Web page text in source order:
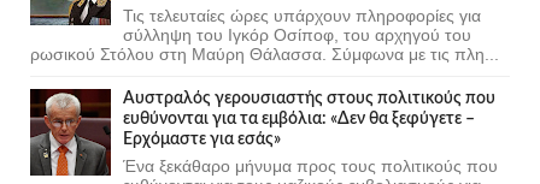
Τις τελευταίες ώρες υπάρχουν πληροφορίες για
σύλληψη του Ιγκόρ Οσίποφ, του αρχηγού του
ρωσικού Στόλου στη Μαύρη Θάλασσα. Σύμφωνα με τις πλη...
Αυστραλός γερουσιαστής στους πολιτικούς που
ευθύνονται για τα εμβόλια: «Δεν θα ξεφύγετε –
Ερχόμαστε για εσάς»
Ένα ξεκάθαρο μήνυμα προς τους πολιτικούς που